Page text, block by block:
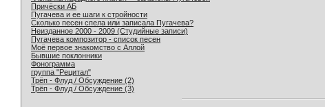
Причёски АБ
Пугачева и ее шаги к стройности
Сколько песен спела или записала Пугачева?
Неизданное 2000 - 2009 (Студийные записи)
Пугачева композитор - список песен
Моё первое знакомство с Аллой
Бывшие поклонники
Фонограмма
группа "Рецитал"
Трёп - Флуд / Обсуждение (2)
Трёп - Флуд / Обсуждение (3)